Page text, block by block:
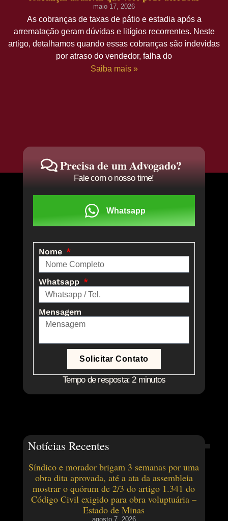
maio 17, 2026
As cobranças de taxas de pátio e estadia após a
arrematação geram dúvidas e litígios recorrentes. Neste
artigo, detalhamos quando essas cobranças são indevidas
por atraso do vendedor, falha do
Saiba mais »
Precisa de um Advogado?
Fale com o nosso time!
Whatsapp
Nome
Whatsapp
Mensagem
Solicitar Contato
Tempo de resposta: 2 minutos
Notícias Recentes
Síndico e morador brigam 3 semanas por uma
obra dita aprovada, até a ata da assembleia
mostrar o quórum de 2/3 do artigo 1.341 do
Código Civil exigido para obra voluptuária –
Estado de Minas
agosto 7, 2026